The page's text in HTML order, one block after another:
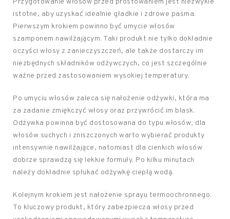
Przygotowanie włosów przed prostowaniem jest niezwykle
istotne, aby uzyskać idealnie gładkie i zdrowe pasma.
Pierwszym krokiem powinno być umycie włosów
szamponem nawilżającym. Taki produkt nie tylko dokładnie
oczyści włosy z zanieczyszczeń, ale także dostarczy im
niezbędnych składników odżywczych, co jest szczególnie
ważne przed zastosowaniem wysokiej temperatury.
Po umyciu włosów zaleca się nałożenie odżywki, która ma
za zadanie zmiękczyć włosy oraz przywrócić im blask.
Odżywka powinna być dostosowana do typu włosów; dla
włosów suchych i zniszczonych warto wybierać produkty
intensywnie nawilżające, natomiast dla cienkich włosów
dobrze sprawdzą się lekkie formuły. Po kilku minutach
należy dokładnie spłukać odżywkę ciepłą wodą.
Kolejnym krokiem jest nałożenie sprayu termoochronnego.
To kluczowy produkt, który zabezpiecza włosy przed